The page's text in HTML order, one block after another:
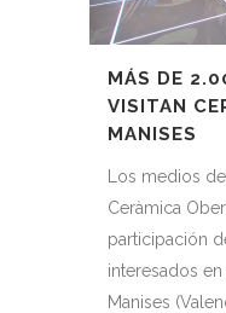
MÁS DE
VISITAN
MANISES
Los medios
Ceràmica
participación
interesados
Manises